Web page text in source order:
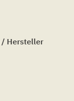
/ Hersteller